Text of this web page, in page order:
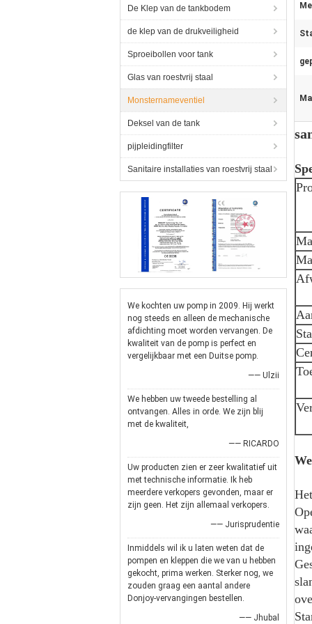
De Klep van de tankbodem
de klep van de drukveiligheid
Sproeibollen voor tank
Glas van roestvrij staal
Monsternameventiel
Deksel van de tank
pijpleidingfilter
Sanitaire installaties van roestvrij staal
We kochten uw pomp in 2009. Hij werkt
nog steeds en alleen de mechanische
afdichting moet worden vervangen. De
kwaliteit van de pomp is perfect en
vergelijkbaar met een Duitse pomp.
—— Ulzii
We hebben uw tweede bestelling al
ontvangen. Alles in orde. We zijn blij
met de kwaliteit,
—— RICARDO
Uw producten zien er zeer kwalitatief uit
met technische informatie. Ik heb
meerdere verkopers gevonden, maar er
zijn geen. Het zijn allemaal verkopers.
—— Jurisprudentie
Inmiddels wil ik u laten weten dat de
pompen en kleppen die we van u hebben
gekocht, prima werken. Sterker nog, we
zouden graag een aantal andere
Donjoy-vervangingen bestellen.
—— Jhubal